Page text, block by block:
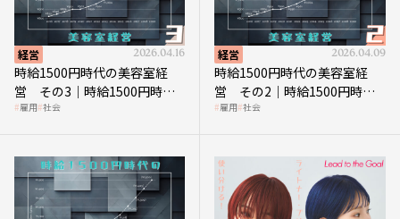
経営 2026.04.16
時給1500円時代の美容室経
営 その3｜時給1500円時
代、美容業はどのような影響
雇用 社会
経営 2026.04.09
時給1500円時代の美容室経
営 その2｜時給1500円時代
に支払う給与はいくらなのか
雇用 社会